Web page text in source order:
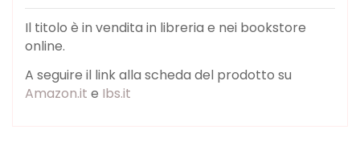
Il titolo è in vendita in libreria e nei bookstore
online.
A seguire il link alla scheda del prodotto su
Amazon.it e Ibs.it